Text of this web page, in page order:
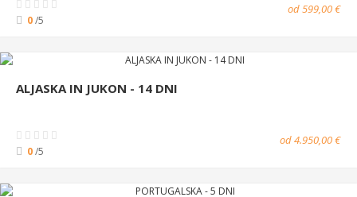
0/5
od 599,00 €
ALJASKA IN JUKON - 14 DNI
0/5
od 4.950,00 €